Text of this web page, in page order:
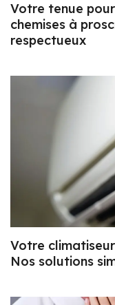
Votre tenue
chemises à
respectueux
Votre
Nos solutions